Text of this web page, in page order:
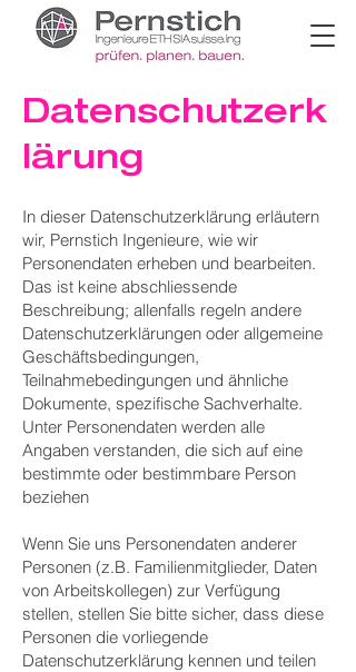
Datenschutzerk
lärung
In dieser Datenschutzerklärung erläutern
wir, Pernstich Ingenieure, wie wir
Personendaten erheben und bearbeiten.
Das ist keine abschliessende
Beschreibung; allenfalls regeln andere
Datenschutzerklärungen oder allgemeine
Geschäftsbedingungen,
Teilnahmebedingungen und ähnliche
Dokumente, spezifische Sachverhalte.
Unter Personendaten werden alle
Angaben verstanden, die sich auf eine
bestimmte oder bestimmbare Person
beziehen
Wenn Sie uns Personendaten anderer
Personen (z.B. Familienmitglieder, Daten
von Arbeitskollegen) zur Verfügung
stellen, stellen Sie bitte sicher, dass diese
Personen die vorliegende
Datenschutzerklärung kennen und teilen